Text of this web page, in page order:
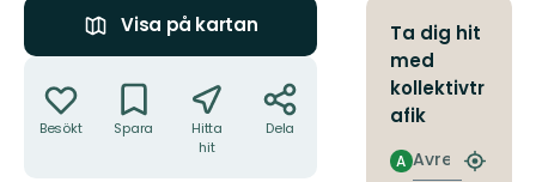
Visa på kartan
Besökt Spara
Hitta
hit
Dela
Ta dig hit
med
kollektivtr
afik
Avresa
A
Hitta